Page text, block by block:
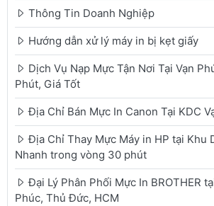
Thông Tin Doanh Nghiệp
Hướng dẫn xử lý máy in bị kẹt giấy
Dịch Vụ Nạp Mực Tận Nơi Tại Vạn
Phút, Giá Tốt
Địa Chỉ Bán Mực In Canon Tại KDC
Địa Chỉ Thay Mực Máy in HP tại Khu
Nhanh trong vòng 30 phút
Đại Lý Phân Phối Mực In BROTHER
Phúc, Thủ Đức, HCM